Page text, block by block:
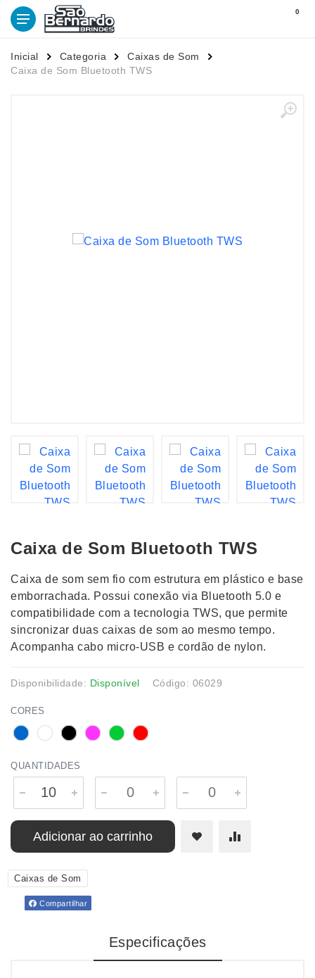
0
Inicial Categoria
Caixas de Som
Caixa de Som Bluetooth TWS
Caixa de Som Bluetooth TWS
Caixa de som sem fio com estrutura em plástico e base
emborrachada. Possui conexão via Bluetooth 5.0 e
compatibilidade com a tecnologia TWS, que permite
sincronizar duas caixas de som ao mesmo tempo.
Acompanha cabo micro-USB e cordão de nylon.
Disponibilidade: Disponível Código: 06029
CORES
QUANTIDADES
Adicionar ao carrinho
Caixas de Som
Compartilhar
Especificações